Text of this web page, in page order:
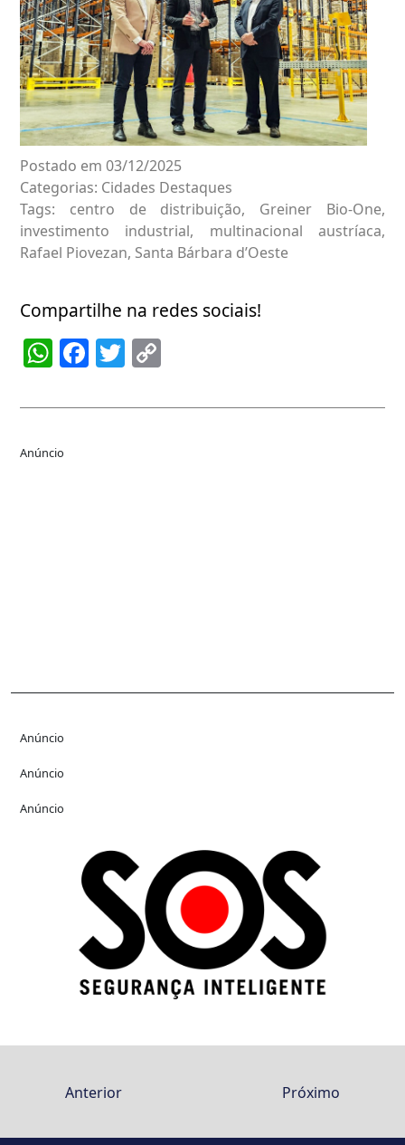
Postado em 03/12/2025
Categorias: Cidades Destaques
Tags: centro de distribuição, Greiner Bio-One,
investimento industrial, multinacional austríaca,
Rafael Piovezan, Santa Bárbara d’Oeste
Compartilhe na redes sociais!
WhatsApp
Facebook
Twitter
Anúncio
Anúncio
Anúncio
Anúncio
Anterior Próximo